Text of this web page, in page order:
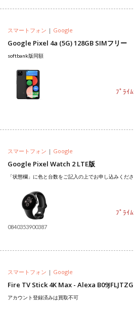
スマートフォン | Google
Google Pixel 4a (5G) 128GB SIMフリー
softbank版同額
ﾌﾟﾗｲ
スマートフォン | Google
Google Pixel Watch 2 LTE版
「状態欄」に色と台数をご記入の上でお申し込みくださ
0840353900387
ﾌﾟﾗｲ
スマートフォン | Google
Fire TV Stick 4K Max - Alexa B09JFLJTZG
アカウント登録済みは買取不可